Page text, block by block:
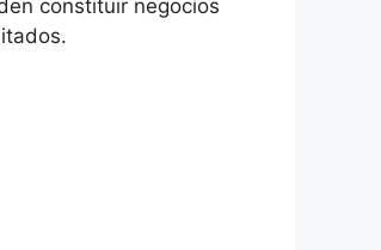
constituir negocios